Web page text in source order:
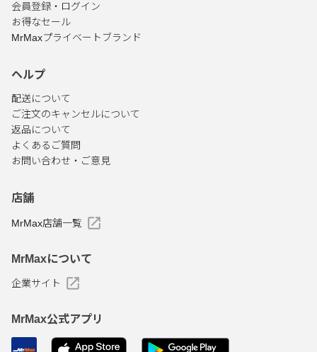
会員登録・ログイン
お得なセール
MrMaxプライベートブランド
ヘルプ
配送について
ご注文のキャンセルについて
返品について
よくあるご質問
お問い合わせ・ご意見
店舗
MrMax店舗一覧
MrMaxについて
企業サイト
MrMax公式アプリ